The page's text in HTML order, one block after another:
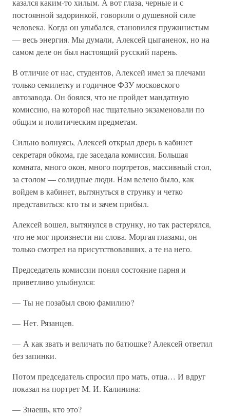
казался каким-то хилым. А вот глаза, черные и с
постоянной задоринкой, говорили о душевной силе
человека. Когда он улыбался, становился пружинистым
— весь энергия. Мы думали, Алексей цыганенок, но на
самом деле он был настоящий русский парень.
В отличие от нас, студентов, Алексей имел за плечами
только семилетку и годичное ФЗУ московского
автозавода. Он боялся, что не пройдет мандатную
комиссию, на которой нас тщательно экзаменовали по
общим и политическим предметам.
Сильно волнуясь, Алексей открыл дверь в кабинет
секретаря обкома, где заседала комиссия. Большая
комната, много окон, много портретов, массивный стол,
за столом — солидные люди. Нам велено было, как
войдем в кабинет, вытянуться в струнку и четко
представиться: кто ты и зачем прибыл.
Алексей вошел, вытянулся в струнку, но так растерялся,
что не мог произнести ни слова. Моргая глазами, он
только смотрел на присутствовавших, а те на него.
Председатель комиссии понял состояние парня и
приветливо улыбнулся:
— Ты не позабыл свою фамилию?
— Нет. Рязанцев.
— А как звать и величать по батюшке? Алексей ответил
без запинки.
Потом председатель спросил про мать, отца… И вдруг
показал на портрет М. И. Калинина:
— Знаешь, кто это?